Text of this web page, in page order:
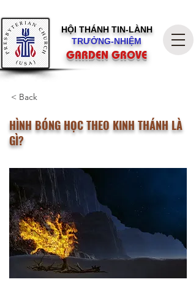
HỘI THÁNH TIN-LÀNH
TRƯỞNG-NHIỆM
GARDEN GROVE
< Back
HÌNH BÓNG HỌC THEO KINH THÁNH LÀ
GÌ?